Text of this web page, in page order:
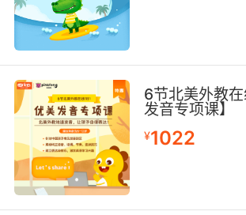
6节北美外教
发音专项课】
¥1022